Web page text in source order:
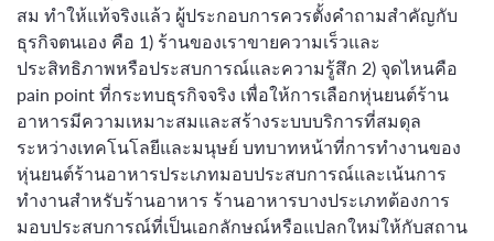
สม ทำให้แท้จริงแล้ว ผู้ประกอบการควรตั้งคำถามสำคัญกับ
ธุรกิจตนเอง คือ 1) ร้านของเราขายความเร็วและ
ประสิทธิภาพหรือประสบการณ์และความรู้สึก 2) จุดไหนคือ
pain point ที่กระทบธุรกิจจริง เพื่อให้การเลือกหุ่นยนต์ร้าน
อาหารมีความเหมาะสมและสร้างระบบบริการที่สมดุล
ระหว่างเทคโนโลยีและมนุษย์ บทบาทหน้าที่การทำงานของ
หุ่นยนต์ร้านอาหารประเภทมอบประสบการณ์และเน้นการ
ทำงานสำหรับร้านอาหาร ร้านอาหารบางประเภทต้องการ
มอบประสบการณ์ที่เป็นเอกลักษณ์หรือแปลกใหม่ให้กับสถาน